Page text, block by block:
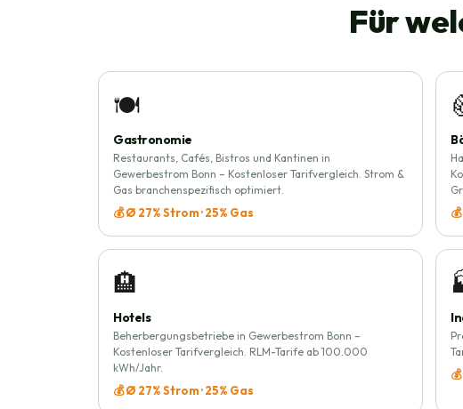
Für
🍽️
Gastronomie
Restaurants, Cafés, Bistros und Kantinen in
Gewerbestrom Bonn – Kostenloser Tarifvergleich. Strom &
Gas branchenspezifisch optimiert.
💰 Ø 27% Strom · 25% Gas
🏨
Hotels
Beherbergungsbetriebe in Gewerbestrom Bonn –
Kostenloser Tarifvergleich. RLM-Tarife ab 100.000
kWh/Jahr.
💰 Ø 27% Strom · 25% Gas